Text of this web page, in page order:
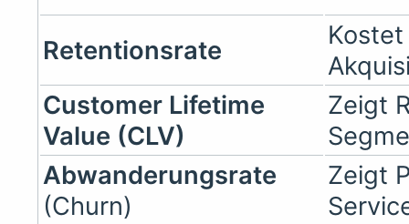
Retentionsrate
Customer Lifetime
Value (CLV)
Zeigt
Abwanderungsrate
(Churn)
Zeigt